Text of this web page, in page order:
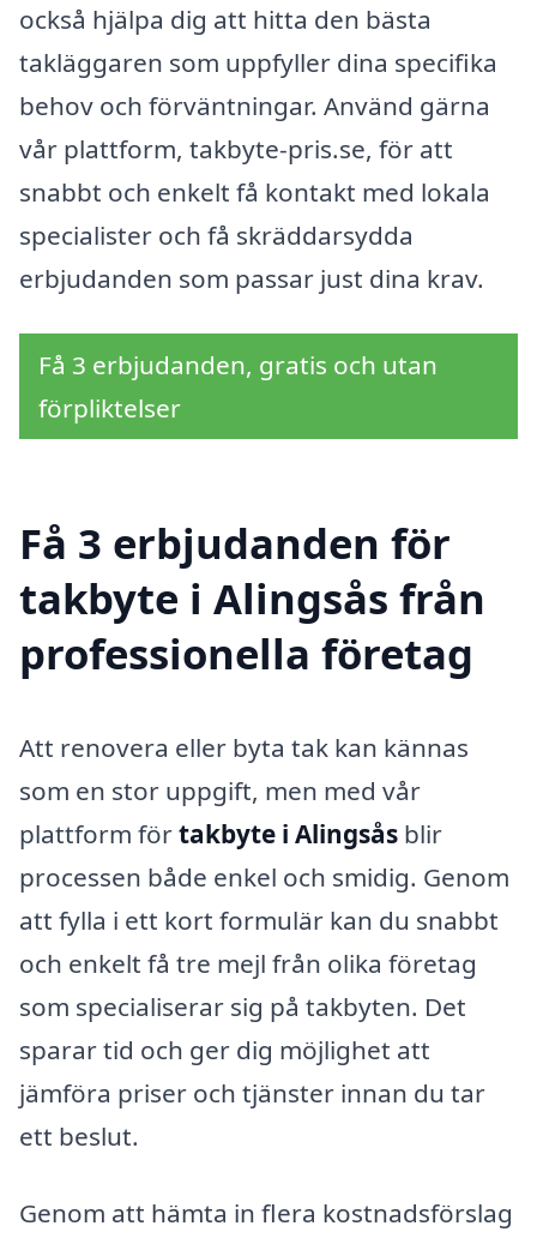
också hjälpa dig att hitta den bästa
takläggaren som uppfyller dina specifika
behov och förväntningar. Använd gärna
vår plattform, takbyte-pris.se, för att
snabbt och enkelt få kontakt med lokala
specialister och få skräddarsydda
erbjudanden som passar just dina krav.
Få 3 erbjudanden, gratis och utan
förpliktelser
Få 3 erbjudanden för
takbyte i Alingsås från
professionella företag
Att renovera eller byta tak kan kännas
som en stor uppgift, men med vår
plattform förtakbyte i Alingsås blir
processen både enkel och smidig. Genom
att fylla i ett kort formulär kan du snabbt
och enkelt få tre mejl från olika företag
som specialiserar sig på takbyten. Det
sparar tid och ger dig möjlighet att
jämföra priser och tjänster innan du tar
ett beslut.
Genom att hämta in flera kostnadsförslag